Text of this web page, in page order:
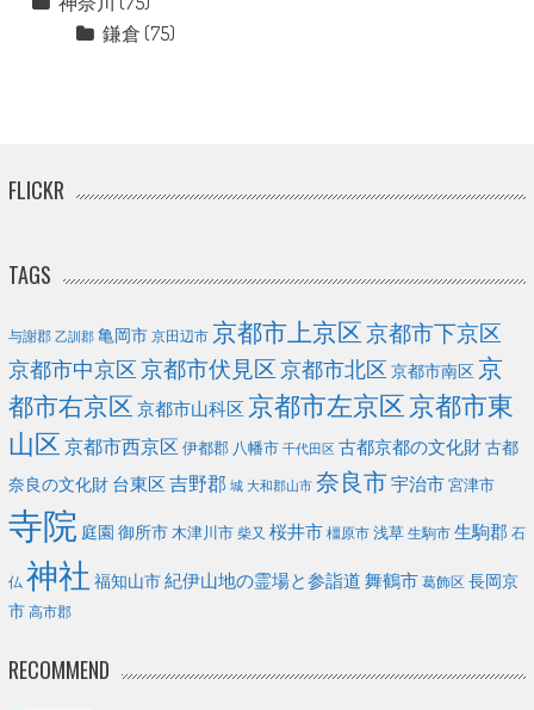
鎌倉 (75)
FLICKR
TAGS
与謝郡 乙訓郡 亀岡市 京田辺市 京都市上京区京都市下京区
京都市中京区京都市伏見区京都市北区 京都市南区 京
都市右京区 京都市山科区 京都市左京区京都市東
山区京都市西京区 伊都郡 八幡市 千代田区 古都京都の文化財古都
奈良の文化財 台東区 吉野郡 城 大和郡山市 奈良市宇治市 宮津市
寺院 庭園 御所市 木津川市 柴又 桜井市 橿原市 浅草 生駒市 生駒郡 石
仏 神社 福知山市紀伊山地の霊場と参詣道 舞鶴市 葛飾区 長岡京
市 高市郡
RECOMMEND